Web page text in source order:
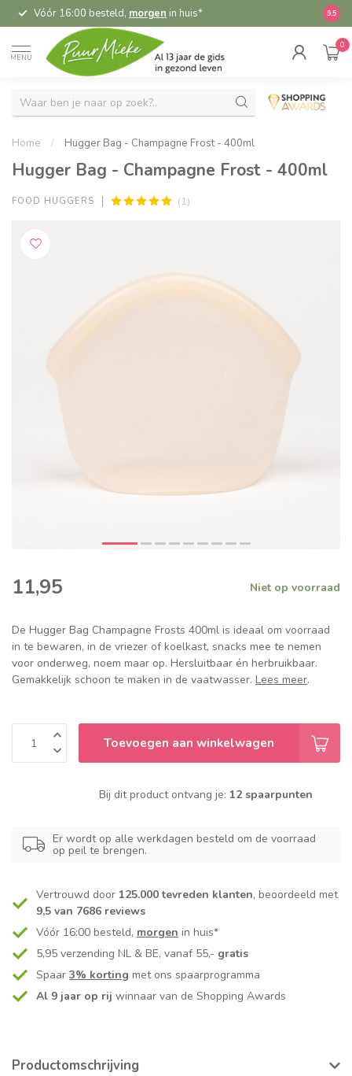
Vóór 16:00 besteld, morgen in huis* 9.5
MENU
0
Home / Hugger Bag - Champagne Frost - 400ml
Hugger Bag - Champagne Frost - 400ml
FOOD HUGGERS (1)
11,95 Niet op voorraad
De Hugger Bag Champagne Frosts 400ml is ideaal om voorraad
in te bewaren, in de vriezer of koelkast, snacks mee te nemen
voor onderweg, noem maar op. Hersluitbaar én herbruikbaar.
Gemakkelijk schoon te maken in de vaatwasser. Lees meer.
Toevoegen aan winkelwagen
Bij dit product ontvang je: 12 spaarpunten
Er wordt op alle werkdagen besteld om de voorraad
op peil te brengen.
Vertrouwd door 125.000 tevreden klanten, beoordeeld met
9,5 van 7686 reviews
Vóór 16:00 besteld, morgen in huis*
5,95 verzending NL & BE, vanaf 55,- gratis
Spaar 3% korting met ons spaarprogramma
Al 9 jaar op rij winnaar van de Shopping Awards
Productomschrijving